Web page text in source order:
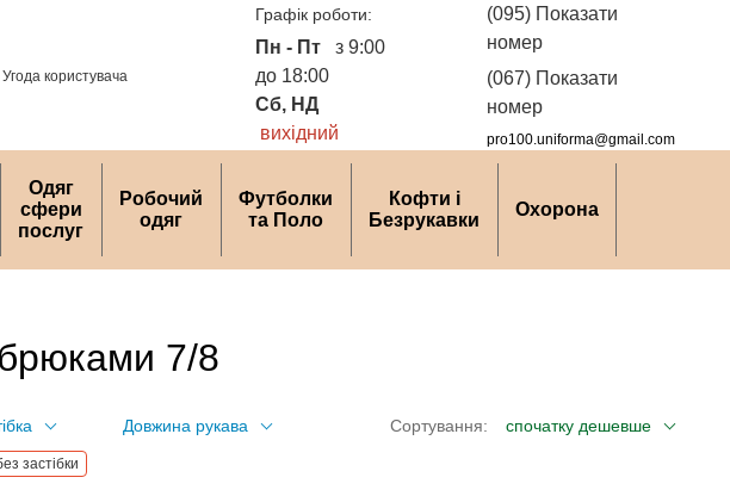
Угода користувача
Графік роботи:
Пн - Птз 9:00
до 18:00
Сб, НД
вихідний
(095) Показати
номер
(067) Показати
номер
pro100.uniforma@gmail.com
Одяг
сфери
послуг
Робочий
одяг
Футболки
та Поло
Кофти і
Безрукавки
Охорона
7/8
застібки
Довжина рукава Сортування: спочатку дешевше